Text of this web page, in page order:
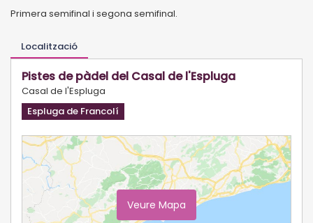
Primera semifinal i segona semifinal.
Localització
Pistes de pàdel del Casal de l'Espluga
Casal de l'Espluga
Espluga de Francolí
Veure Mapa